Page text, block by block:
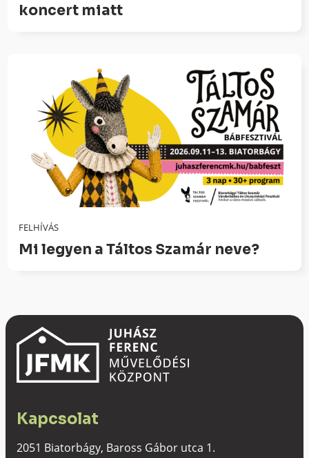
koncert miatt
FELHÍVÁS
Mi legyen a Táltos Szamár neve?
Kapcsolat
2051 Biatorbágy, Baross Gábor utca 1.